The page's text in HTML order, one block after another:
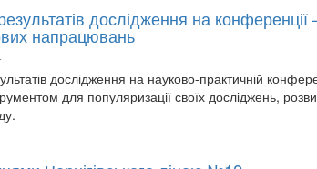
дослідження на
напрацювань
дослідження на науково-практичній
для популяризації своїх досліджень,